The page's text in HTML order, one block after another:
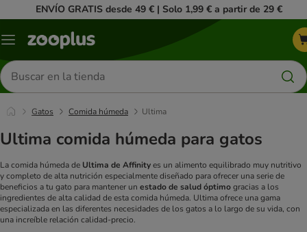
ENVÍO GRATIS desde 49 € | Solo 1,99 € a partir de 29 €
Menú
Buscar
productos
Gatos Comida húmeda Ultima
Ultima comida húmeda para gatos
La comida húmeda de Ultima de Affinityes un alimento equilibrado muy nutritivo
y completo de alta nutrición especialmente diseñado para ofrecer una serie de
beneficios a tu gato para mantener un estado de salud óptimogracias a los
ingredientes de alta calidad de esta comida húmeda. Ultima ofrece una gama
especializada en las diferentes necesidades de los gatos a lo largo de su vida, con
una increíble relación calidad-precio.